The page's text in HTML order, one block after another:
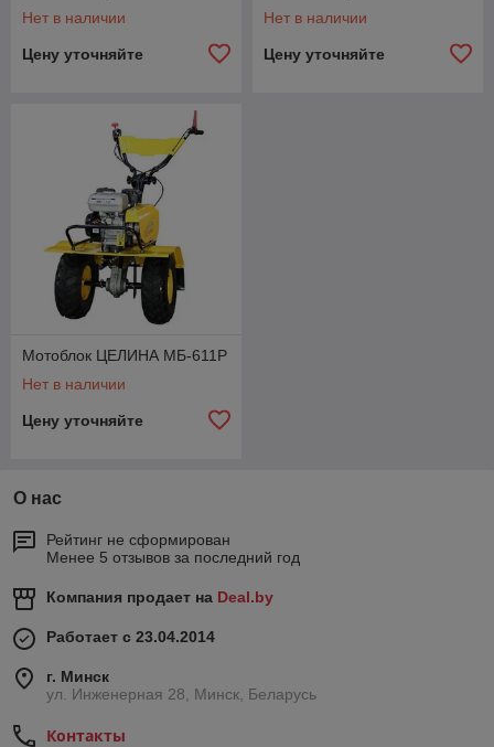
Нет в наличии
Цену уточняйте
Нет в наличии
Цену уточняйте
Мотоблок ЦЕЛИНА МБ-611Р
Нет в наличии
Цену уточняйте
О нас
Рейтинг не сформирован
Менее 5 отзывов за последний год
Компания продает на Deal.by
Работает с 23.04.2014
г. Минск
ул. Инженерная 28, Минск, Беларусь
Контакты